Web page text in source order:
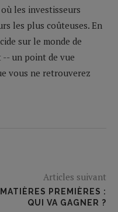
les investisseurs
les plus coûteuses. En
sur le monde de
-- un point de vue
vous ne retrouverez
Articles suivant
PREMIÈRES :
QUI VA GAGNER ?